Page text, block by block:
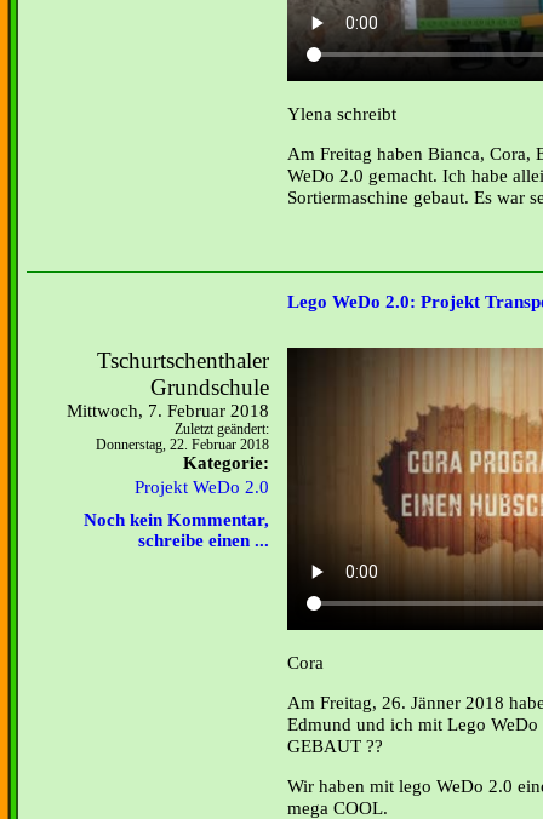
Ylena schreibt
Am Freitag haben Bianca,
WeDo 2.0 gemacht. Ich habe
Sortiermaschine gebaut. Es war
Lego WeDo 2.0: Projekt
Tschurtschenthaler
Grundschule
Mittwoch, 7. Februar 2018
Zuletzt geändert:
Donnerstag, 22. Februar 2018
Kategorie:
Projekt WeDo 2.0
Noch kein Kommentar,
schreibe einen ...
Cora
Am Freitag, 26. Jänner 2018
Edmund und ich mit Lego
GEBAUT ??
Wir haben mit lego WeDo 2.0
mega COOL.